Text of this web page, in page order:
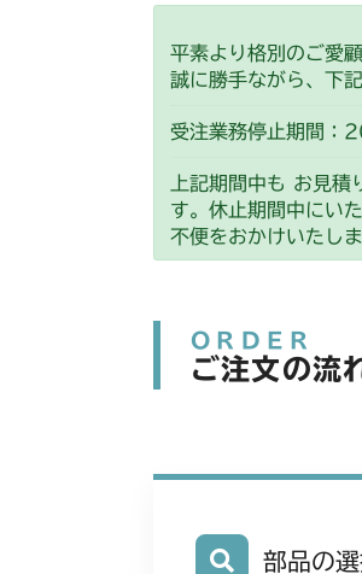
平素より格別のご愛
誠に勝手ながら、下
受注業務停止期間
上記期間中も お見
す。休止期間中にい
不便をおかけいたし
ORDER
ご注文の流
部品の